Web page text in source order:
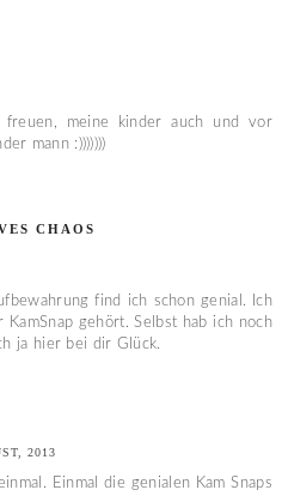
freuen, meine kinder auch und vor
mann :)))))))
CHAOS
find ich schon genial. Ich
KamSnap gehört. Selbst hab ich noch
ja hier bei dir Glück.
2013
Einmal die genialen Kam Snaps